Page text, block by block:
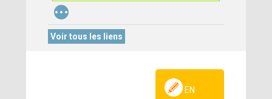
...
Voir tous les liens
EN